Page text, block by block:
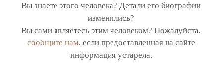
Вы знаете этого человека? Детали его биографии
изменились?
Вы сами являетесь этим человеком? Пожалуйста,
сообщите нам, если предоставленная на сайте
информация устарела.